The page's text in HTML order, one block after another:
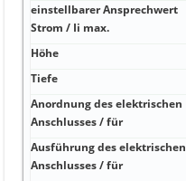
einstellbarer Ansprechwert
Strom / Ii max.
Höhe
Tiefe
Anordnung des elektrischen
Anschlusses / für
Ausführung des elektrischen
Anschlusses / für